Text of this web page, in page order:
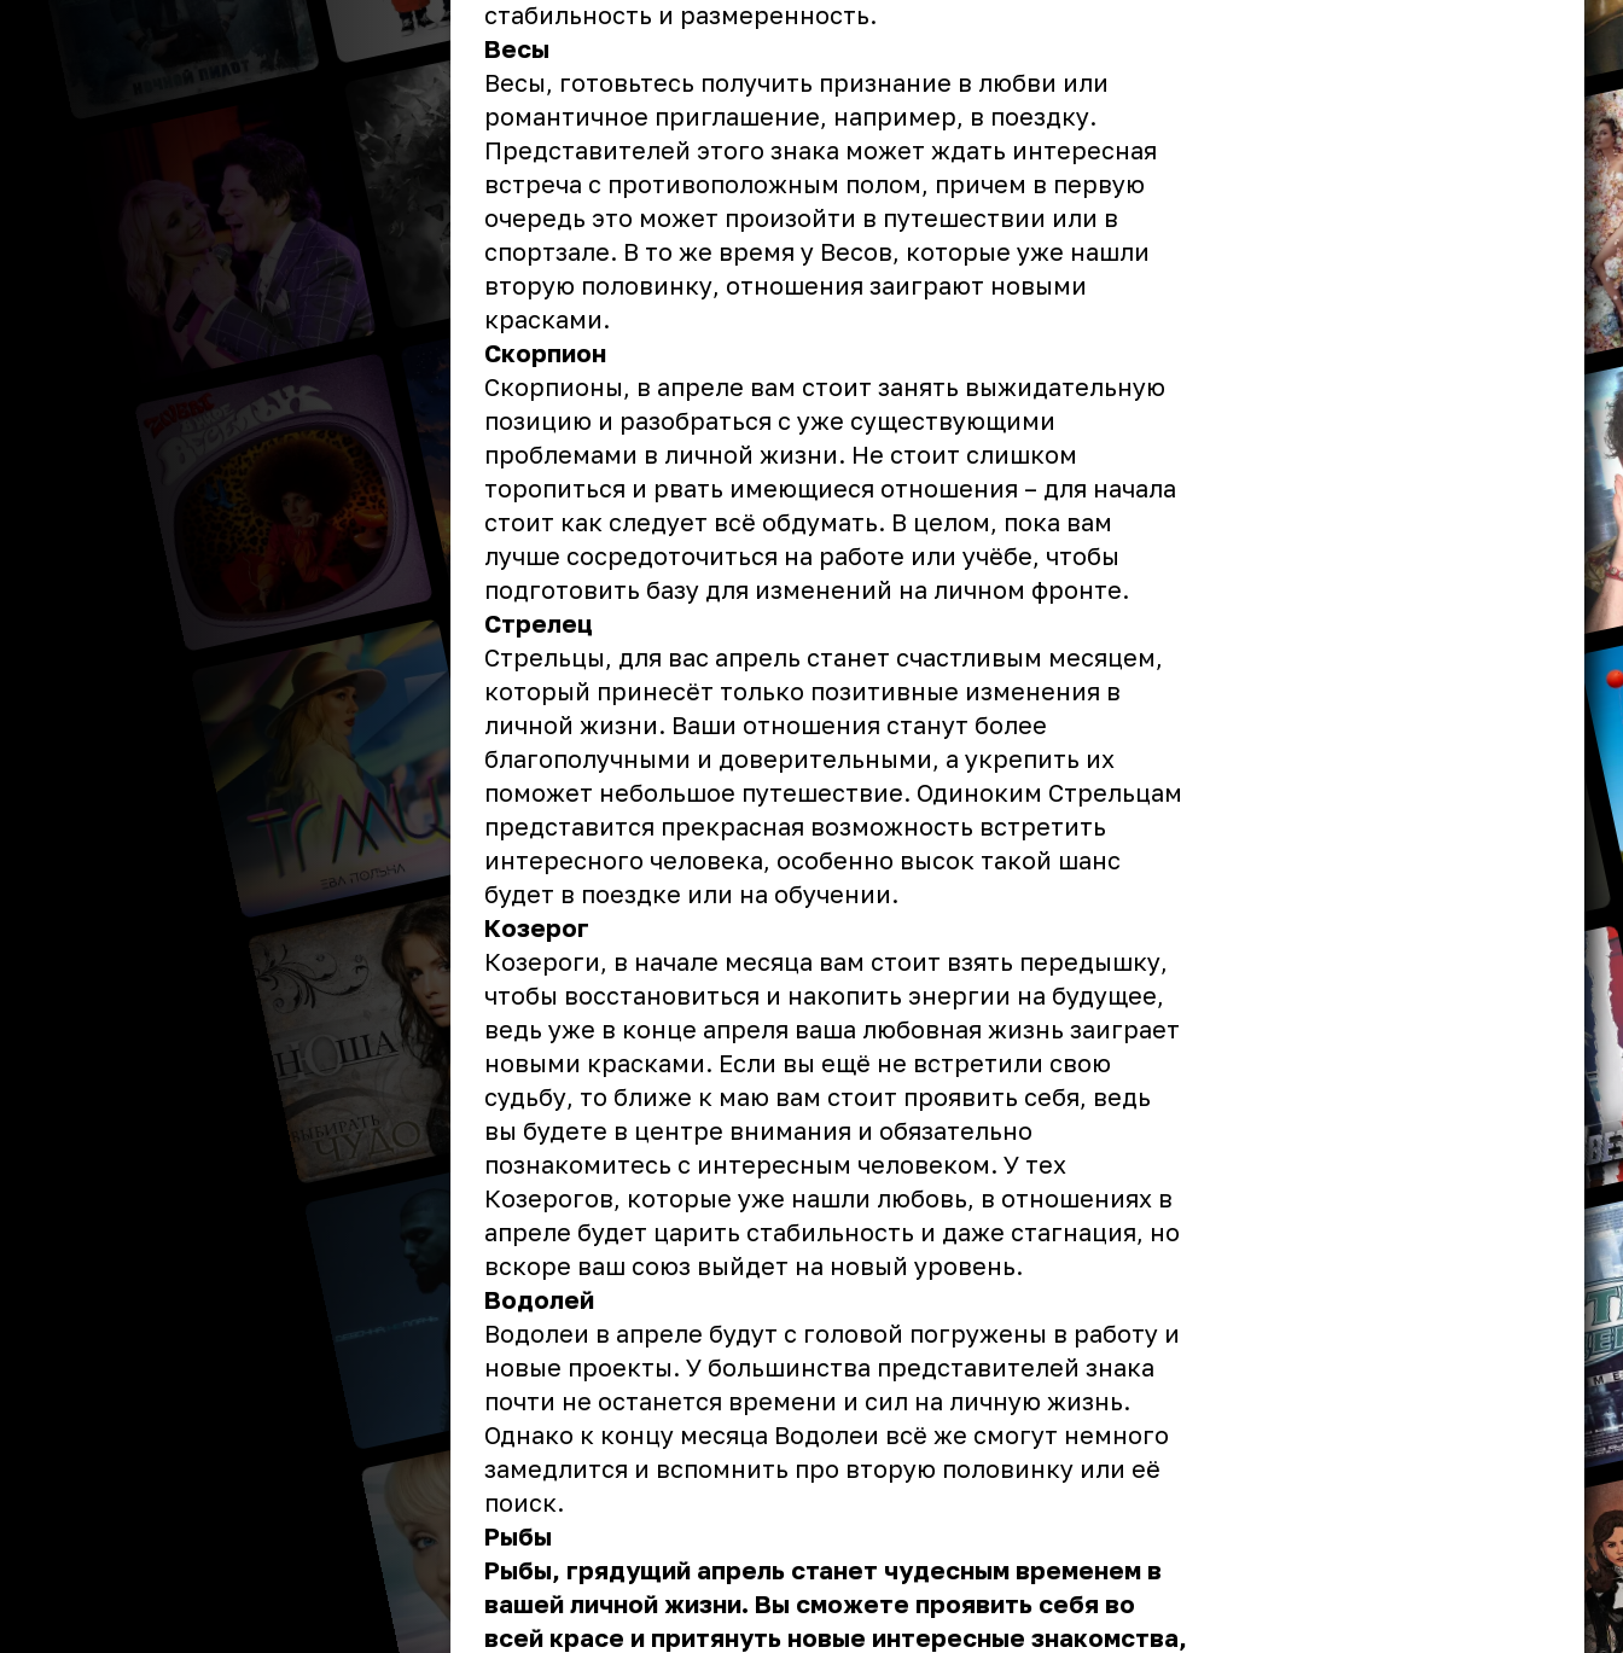
стабильность и размеренность.
Весы
Весы, готовьтесь получить признание в любви или
романтичное приглашение, например, в поездку.
Представителей этого знака может ждать интересная
встреча с противоположным полом, причем в первую
очередь это может произойти в путешествии или в
спортзале. В то же время у Весов, которые уже нашли
вторую половинку, отношения заиграют новыми
красками.
Скорпион
Скорпионы, в апреле вам стоит занять выжидательную
позицию и разобраться с уже существующими
проблемами в личной жизни. Не стоит слишком
торопиться и рвать имеющиеся отношения – для начала
стоит как следует всё обдумать. В целом, пока вам
лучше сосредоточиться на работе или учёбе, чтобы
подготовить базу для изменений на личном фронте.
Стрелец
Стрельцы, для вас апрель станет счастливым месяцем,
который принесёт только позитивные изменения в
личной жизни. Ваши отношения станут более
благополучными и доверительными, а укрепить их
поможет небольшое путешествие. Одиноким Стрельцам
представится прекрасная возможность встретить
интересного человека, особенно высок такой шанс
будет в поездке или на обучении.
Козерог
Козероги, в начале месяца вам стоит взять передышку,
чтобы восстановиться и накопить энергии на будущее,
ведь уже в конце апреля ваша любовная жизнь заиграет
новыми красками. Если вы ещё не встретили свою
судьбу, то ближе к маю вам стоит проявить себя, ведь
вы будете в центре внимания и обязательно
познакомитесь с интересным человеком. У тех
Козерогов, которые уже нашли любовь, в отношениях в
апреле будет царить стабильность и даже стагнация, но
вскоре ваш союз выйдет на новый уровень.
Водолей
Водолеи в апреле будут с головой погружены в работу и
новые проекты. У большинства представителей знака
почти не останется времени и сил на личную жизнь.
Однако к концу месяца Водолеи всё же смогут немного
замедлится и вспомнить про вторую половинку или её
поиск.
Рыбы
Рыбы, грядущий апрель станет чудесным временем в
вашей личной жизни. Вы сможете проявить себя во
всей красе и притянуть новые интересные знакомства,